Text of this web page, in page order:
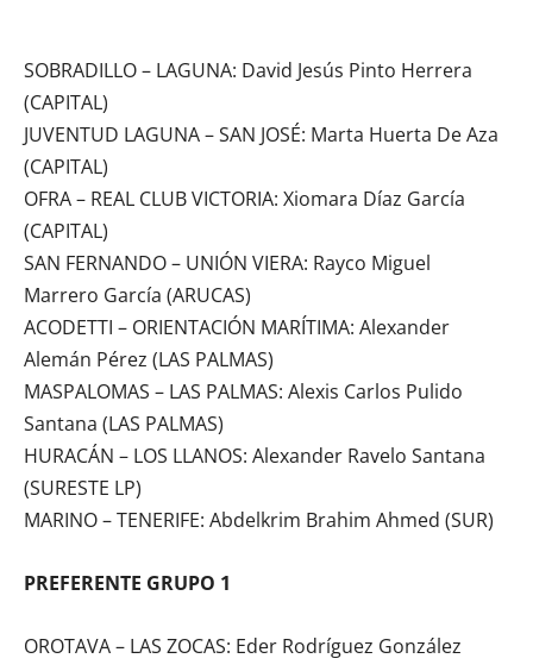
SOBRADILLO – LAGUNA: David Jesús Pinto Herrera
(CAPITAL)
JUVENTUD LAGUNA – SAN JOSÉ: Marta Huerta De Aza
(CAPITAL)
OFRA – REAL CLUB VICTORIA: Xiomara Díaz García
(CAPITAL)
SAN FERNANDO – UNIÓN VIERA: Rayco Miguel
Marrero García (ARUCAS)
ACODETTI – ORIENTACIÓN MARÍTIMA: Alexander
Alemán Pérez (LAS PALMAS)
MASPALOMAS – LAS PALMAS: Alexis Carlos Pulido
Santana (LAS PALMAS)
HURACÁN – LOS LLANOS: Alexander Ravelo Santana
(SURESTE LP)
MARINO – TENERIFE: Abdelkrim Brahim Ahmed (SUR)
PREFERENTE GRUPO 1
OROTAVA – LAS ZOCAS: Eder Rodríguez González